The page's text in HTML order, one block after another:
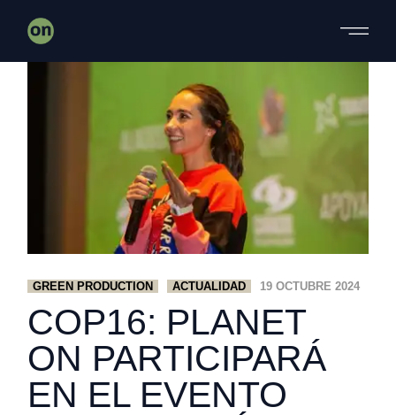
GREEN PRODUCTION ACTUALIDAD 19 OCTUBRE 2024
COP16: PLANET
ON PARTICIPARÁ
EN EL EVENTO